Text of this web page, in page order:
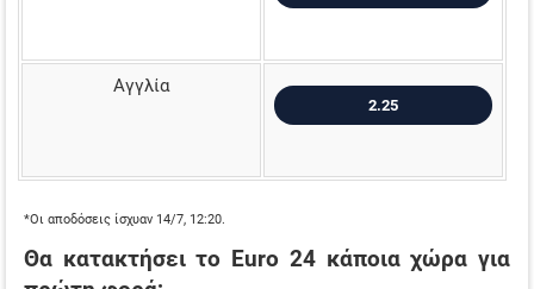
Αγγλία
2.25
*Οι αποδόσεις ίσχυαν 14/7, 12:20.
Θα κατακτήσει το Euro 24 κάποια χώρα για